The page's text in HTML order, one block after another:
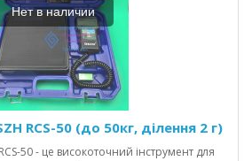
Нет в наличии
RCS-50 (до 50кг, ділення 2 г)
50 - це високоточний інструмент для